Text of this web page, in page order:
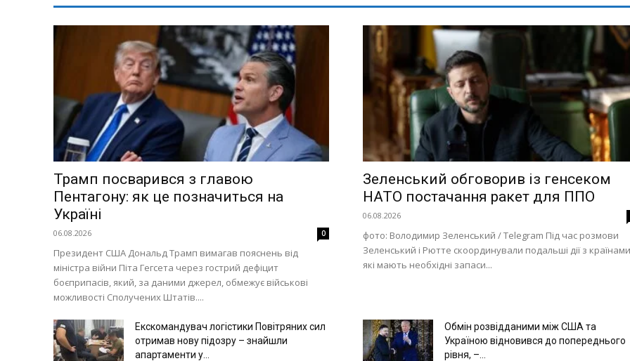
Трамп посварився з главою
Пентагону: як це позначиться на
Україні
06.08.2026 0
Президент США Дональд Трамп вимагав пояснень від
міністра війни Піта Гегсета через гострий дефіцит
боєприпасів, який, за даними джерел, обмежує військові
можливості Сполучених Штатів....
Зеленський обговорив із генсеком
НАТО постачання ракет для ППО
06.08.2026
фото: Володимир Зеленський / Telegram Під час розмови
Зеленський і Рютте скоординували подальші дії з
які мають необхідні запаси...
Екскомандувач логістики Повітряних сил
отримав нову підозру – знайшли
апартаменти у...
Обмін розвідданими між США та
Україною відновився до попереднього
рівня, –...